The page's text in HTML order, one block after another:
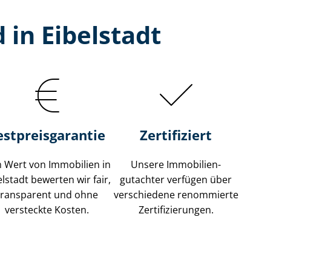
in Eibelstadt
Wert von Immobilien in
bewerten wir fair,
und ohne
versteckte Kosten.
Zertifiziert
Unsere Immobilien­
gutachter verfügen über
verschiedene renommierte
Zer­ti­fi­zie­run­gen.